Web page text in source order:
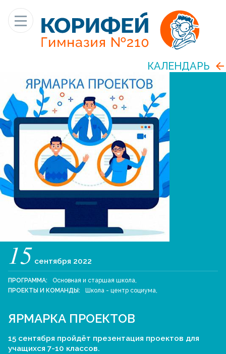
КАЛЕНДАРЬ
15 сентября 2022
ПРОГРАММА: Основная и старшая школа,
ПРОЕКТЫ И КОМАНДЫ:
Школа - центр социума,
ЯРМАРКА ПРОЕКТОВ
15 сентября пройдёт презентация проектов для
учащихся 7-10 классов.